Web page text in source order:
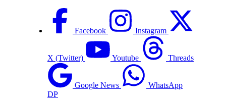
Facebook Instagram
X (Twitter) Youtube Threads
Google News
WhatsApp
DP